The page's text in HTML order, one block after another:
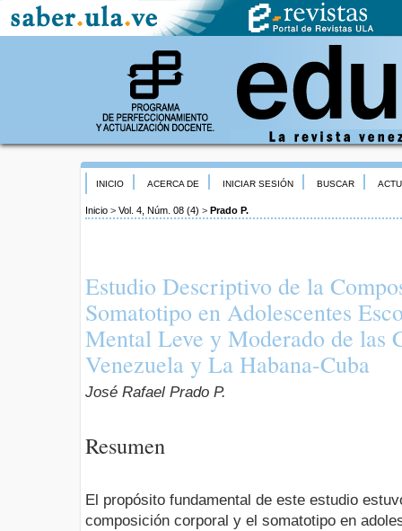
INICIO ACERCA DE INICIAR SESIÓN BUSCAR
Inicio > Vol. 4, Núm. 08 (4) > Prado P.
Estudio Descriptivo de la
Somatotipo en Adolescentes
Mental Leve y Moderado de las
Venezuela y La Habana-Cuba
José Rafael Prado P.
Resumen
El propósito fundamental de este estudio
composición corporal y el somatotipo en